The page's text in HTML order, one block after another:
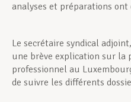
analyses et préparations ont
Le secrétaire syndical
une brève explication sur la
professionnel au
de suivre les différents